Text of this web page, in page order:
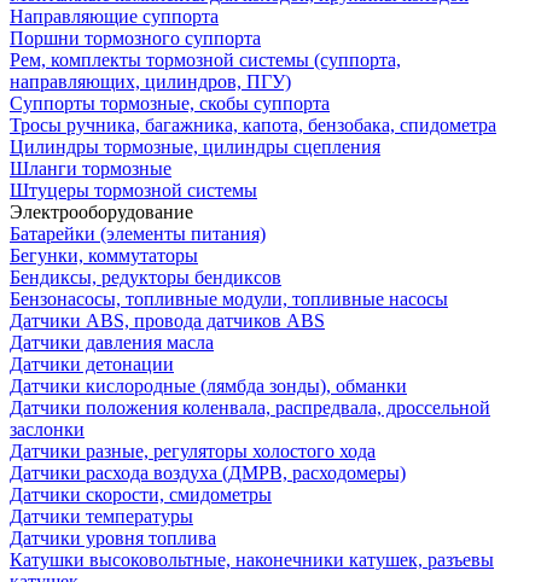
Направляющие суппорта
Поршни тормозного суппорта
Рем, комплекты тормозной системы (суппорта,
направляющих, цилиндров, ПГУ)
Суппорты тормозные, скобы суппорта
Тросы ручника, багажника, капота, бензобака, спидометра
Цилиндры тормозные, цилиндры сцепления
Шланги тормозные
Штуцеры тормозной системы
Электрооборудование
Батарейки (элементы питания)
Бегунки, коммутаторы
Бендиксы, редукторы бендиксов
Бензонасосы, топливные модули, топливные насосы
Датчики ABS, провода датчиков ABS
Датчики давления масла
Датчики детонации
Датчики кислородные (лямбда зонды), обманки
Датчики положения коленвала, распредвала, дроссельной
заслонки
Датчики разные, регуляторы холостого хода
Датчики расхода воздуха (ДМРВ, расходомеры)
Датчики скорости, смидометры
Датчики температуры
Датчики уровня топлива
Катушки высоковольтные, наконечники катушек, разъевы